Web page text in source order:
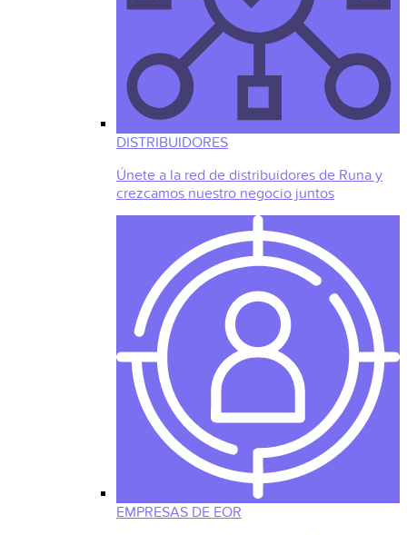
DISTRIBUIDORES
Únete a la red de distribuidores de Runa y
crezcamos nuestro negocio juntos
EMPRESAS DE EOR